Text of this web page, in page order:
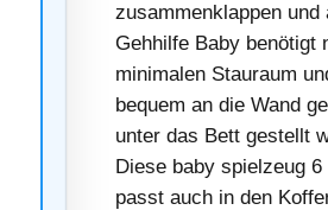
zusammenklappen und
Gehhilfe Baby benötigt
minimalen Stauraum
bequem an die Wand
unter das Bett gestellt
Diese baby spielzeug 6
passt auch in den